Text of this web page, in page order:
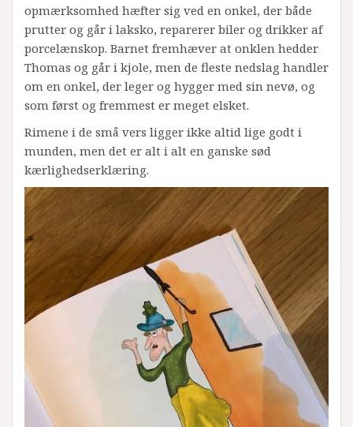
opmærksomhed hæfter sig ved en onkel, der både
prutter og går i laksko, reparerer biler og drikker af
porcelænskop. Barnet fremhæver at onklen hedder
Thomas og går i kjole, men de fleste nedslag handler
om en onkel, der leger og hygger med sin nevø, og
som først og fremmest er meget elsket.
Rimene i de små vers ligger ikke altid lige godt i
munden, men det er alt i alt en ganske sød
kærlighedserklæring.